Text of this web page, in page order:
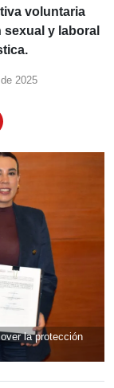
voluntaria
y laboral
2025
la protección